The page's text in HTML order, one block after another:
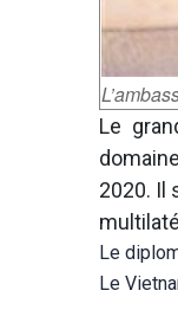
Le
2020. Il
Le
Le